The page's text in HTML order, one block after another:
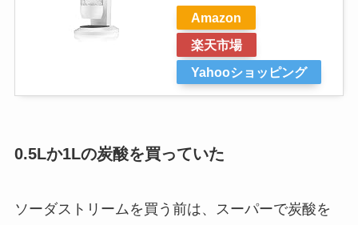
Amazon
楽天市場
Yahooショッピング
0.5Lか1Lの炭酸を買っていた
ソーダストリームを買う前は、スーパーで炭酸を